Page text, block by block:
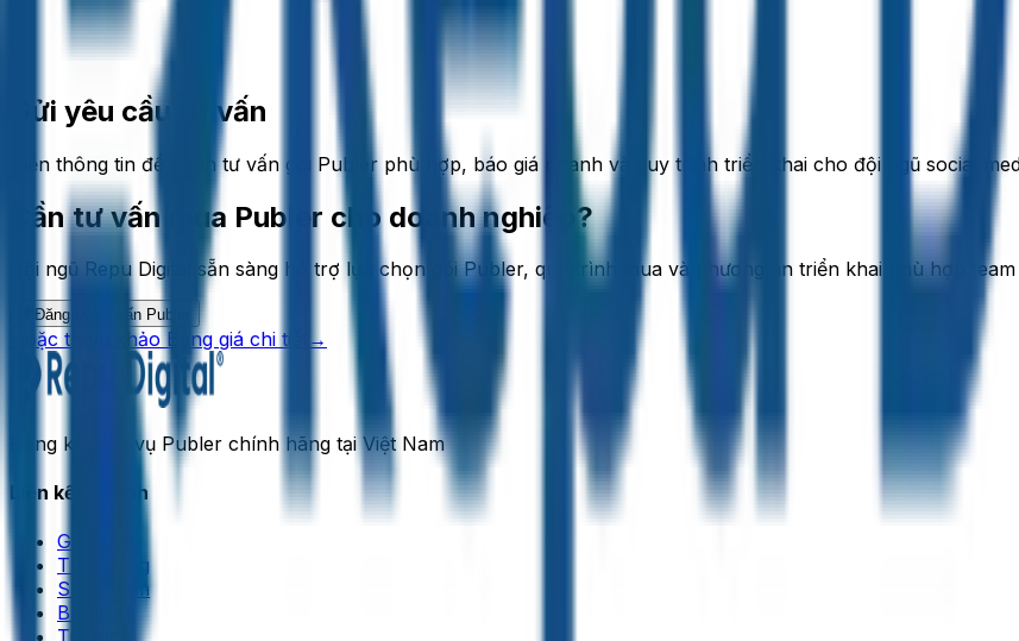
Gửi yêu cầu tư vấn
Điền thông tin để nhận tư vấn gói Publer phù hợp, báo giá nhanh và quy trình triển khai cho đội ngũ social
Cần tư vấn mua Publer cho doanh nghiệp?
Đội ngũ Repu Digital sẵn sàng hỗ trợ lựa chọn gói Publer, quy trình mua và phương án triển khai phù hợp team
Đăng ký tư vấn Publer
Hoặc tham khảo Bảng giá chi tiết →
Đăng ký dịch vụ Publer chính hãng tại Việt Nam
Liên kết nhanh
Giới thiệu
Tính năng
Sản phẩm
Bảng giá